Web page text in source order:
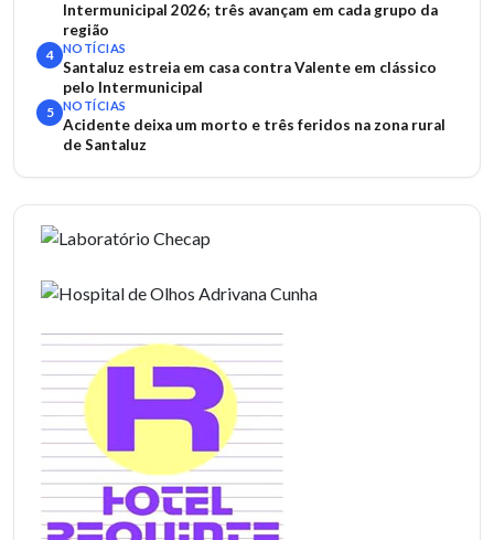
Intermunicipal 2026; três avançam em cada grupo da
região
4 NOTÍCIAS
Santaluz estreia em casa contra Valente em clássico
pelo Intermunicipal
5 NOTÍCIAS
Acidente deixa um morto e três feridos na zona rural
de Santaluz